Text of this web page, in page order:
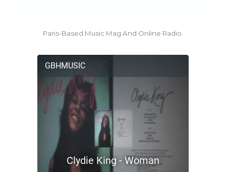
Paris-Based Music Mag And Online Radio.